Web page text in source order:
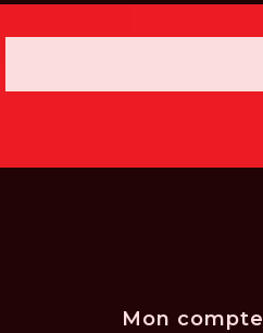
Mon compte